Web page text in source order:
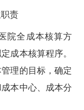
责
院全成本核算方
成本核算程序。
理的目标，确定
本中心、成本分